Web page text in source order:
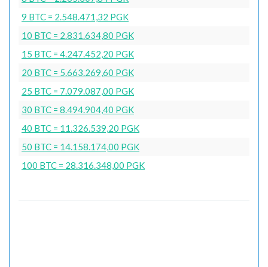
9 BTC = 2.548.471,32 PGK
10 BTC = 2.831.634,80 PGK
15 BTC = 4.247.452,20 PGK
20 BTC = 5.663.269,60 PGK
25 BTC = 7.079.087,00 PGK
30 BTC = 8.494.904,40 PGK
40 BTC = 11.326.539,20 PGK
50 BTC = 14.158.174,00 PGK
100 BTC = 28.316.348,00 PGK